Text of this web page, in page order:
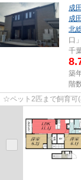
成
成
北
口
千
築
階
☆ペット2匹まで飼育